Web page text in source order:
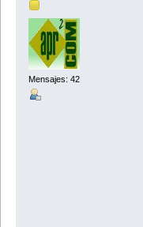
Mensajes: 42